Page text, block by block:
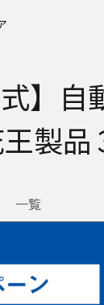
式】
製品
一覧